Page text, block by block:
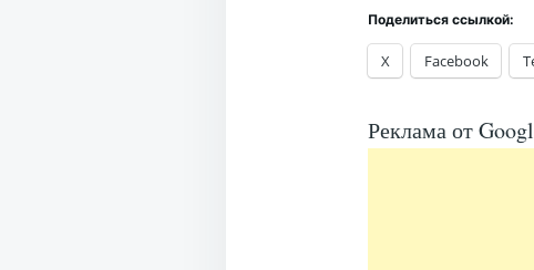
Поделиться ссылкой:
X Facebook
Реклама от